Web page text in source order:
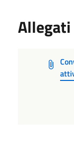
Allegati